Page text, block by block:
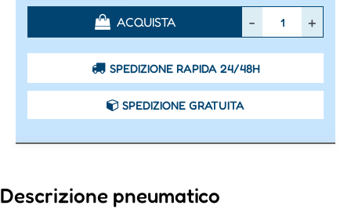
ACQUISTA
SPEDIZIONE RAPIDA 24/48H
SPEDIZIONE GRATUITA
Descrizione pneumatico